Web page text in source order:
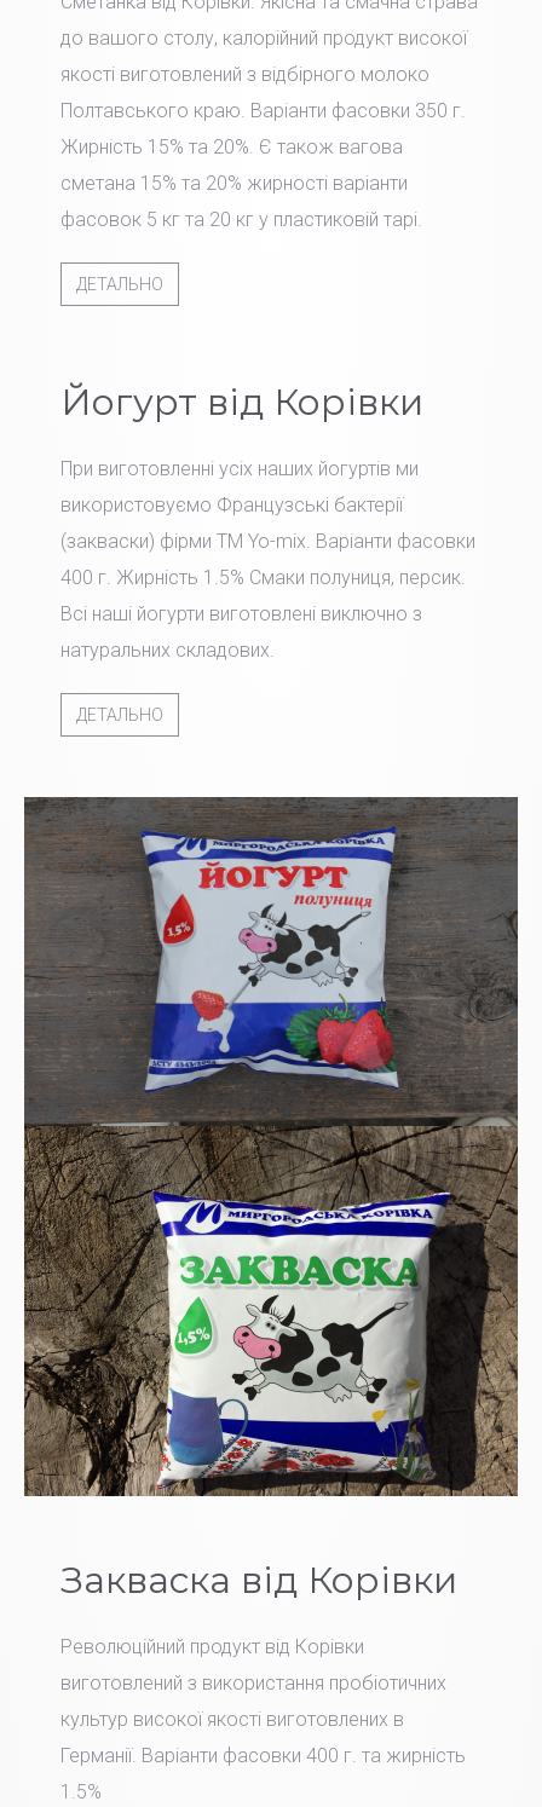
до вашого столу, калорійний продукт високої
якості виготовлений з відбірного молоко
Полтавського краю. Варіанти фасовки 350 г.
Жирність 15% та 20%. Є також вагова
сметана 15% та 20% жирності варіанти
фасовок 5 кг та 20 кг у пластиковій тарі.
ДЕТАЛЬНО
Йогурт від Корівки
При виготовленні усіх наших йогуртів ми
використовуємо Французські бактерії
(закваски) фірми TM Yo-mix. Варіанти фасовки
400 г. Жирність 1.5% Смаки полуниця, персик.
Всі наші йогурти виготовлені виключно з
натуральних складових.
ДЕТАЛЬНО
Закваска від Корівки
Революційний продукт від Корівки
виготовлений з використання пробіотичних
культур високої якості виготовлених в
Германії. Варіанти фасовки 400 г. та жирність
1.5%